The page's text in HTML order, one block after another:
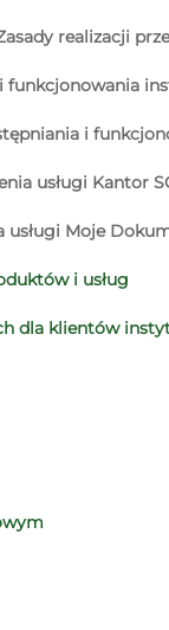
realizacji
funkcjonowania
i
usługi Kantor
usługi Moje
i usług
dla klientów